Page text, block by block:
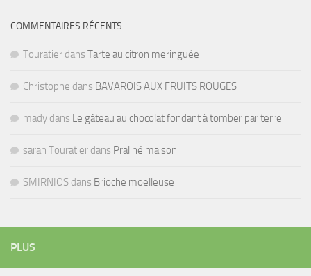
COMMENTAIRES RÉCENTS
Touratier dans Tarte au citron meringuée
Christophe dans BAVAROIS AUX FRUITS ROUGES
mady dans Le gâteau au chocolat fondant à tomber par terre
sarah Touratier dans Praliné maison
SMIRNIOS dans Brioche moelleuse
PLUS